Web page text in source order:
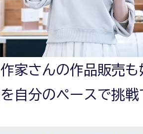
家さんの作品販売
自分のペースで挑